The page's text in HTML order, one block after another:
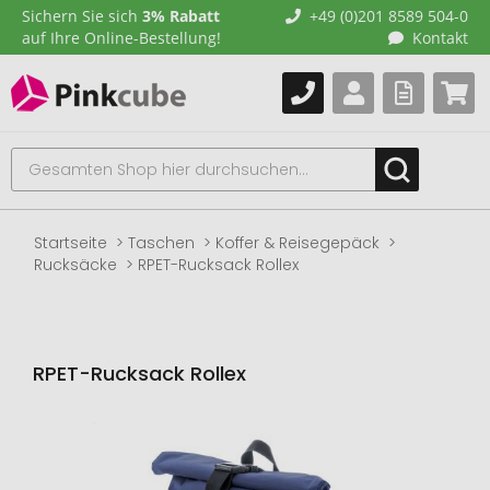
Sichern Sie sich 3% Rabatt
auf Ihre Online-Bestellung!
+49 (0)201 8589 504-0
Kontakt
Startseite Taschen
Koffer & Reisegepäck
Rucksäcke
RPET-Rucksack Rollex
RPET-Rucksack Rollex